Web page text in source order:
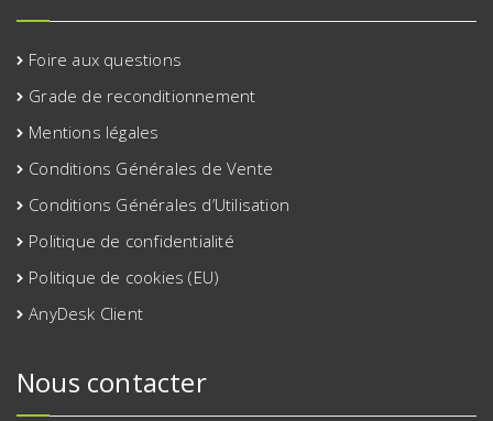
Foire aux questions
Grade de reconditionnement
Mentions légales
Conditions Générales de Vente
Conditions Générales d’Utilisation
Politique de confidentialité
Politique de cookies (EU)
AnyDesk Client
Nous contacter